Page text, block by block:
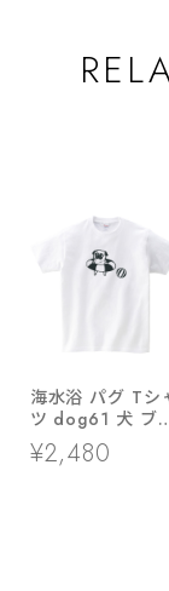
海水浴 パグ Tシ
ツ dog61 犬 ブ
パグ 好き 服 ゆる
い イラスト
¥2,480